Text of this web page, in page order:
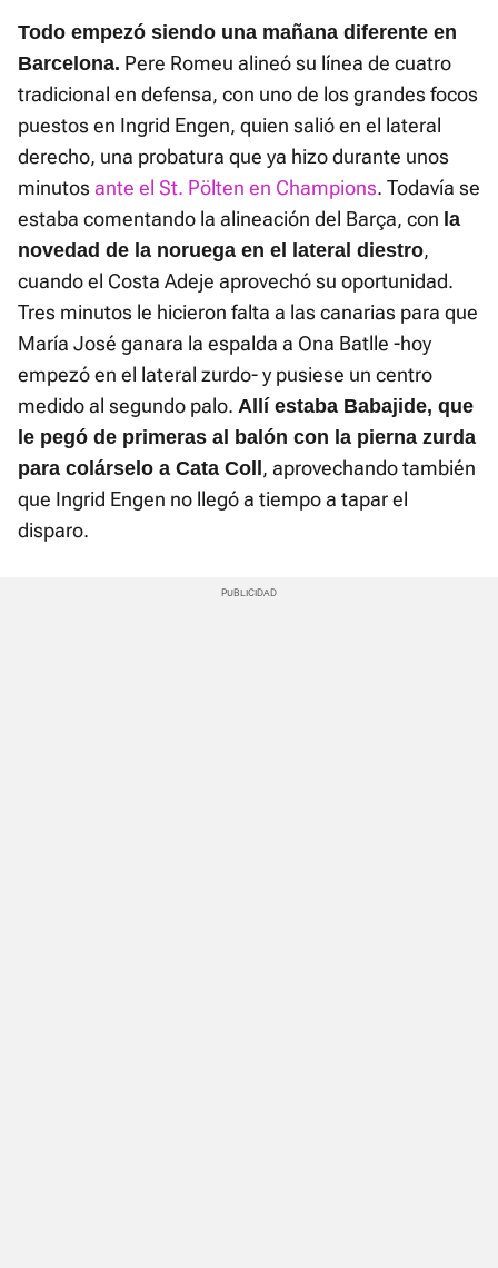
Todo empezó siendo una mañana diferente en
Barcelona. Pere Romeu alineó su línea de cuatro
tradicional en defensa, con uno de los grandes focos
puestos en Ingrid Engen, quien salió en el lateral
derecho, una probatura que ya hizo durante unos
minutosante el St. Pölten en Champions. Todavía se
estaba comentando la alineación del Barça, con la
novedad de la noruega en el lateral diestro,
cuando el Costa Adeje aprovechó su oportunidad.
Tres minutos le hicieron falta a las canarias para que
María José ganara la espalda a Ona Batlle -hoy
empezó en el lateral zurdo- y pusiese un centro
medido al segundo palo. Allí estaba Babajide, que
le pegó de primeras al balón con la pierna zurda
para colárselo a Cata Coll , aprovechando también
que Ingrid Engen no llegó a tiempo a tapar el
disparo.